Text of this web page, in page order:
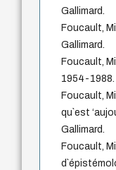
Gallimard.
Foucault,
Gallimard.
Foucault,
1954-1988.
Foucault,
qu`est
Gallimard.
Foucault,